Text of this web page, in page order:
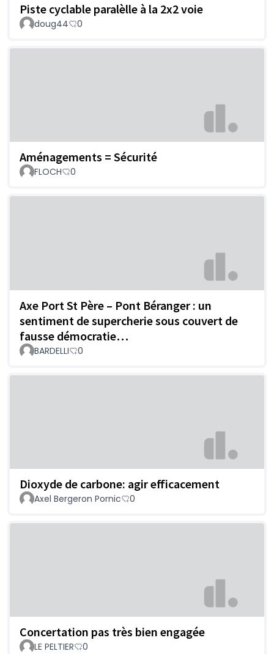
Piste cyclable paralèlle à la 2x2 voie
doug44 0
Aménagements = Sécurité
FLOCH 0
Axe Port St Père – Pont Béranger : un
sentiment de supercherie sous couvert de
fausse démocratie…
BARDELLI 0
Dioxyde de carbone: agir efficacement
Axel Bergeron Pornic 0
Concertation pas très bien engagée
LE PELTIER 0